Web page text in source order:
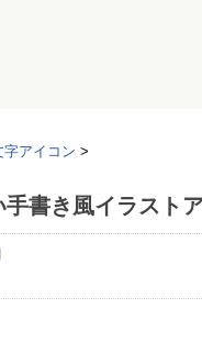
字アイコン >
書き風イラスト